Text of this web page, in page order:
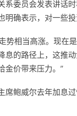
委员会发表讲话
确表示，对一些
势相当高涨。现在
息的路径上，这推
金价带来压力。”
席鲍威尔去年加息